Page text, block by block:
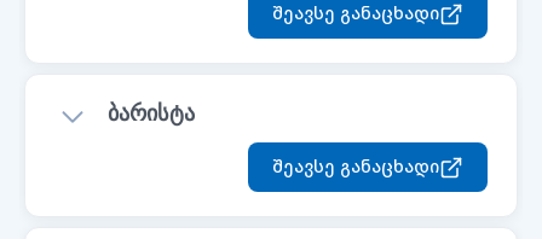
შეავსე განაცხადი
ბარისტა
შეავსე განაცხადი